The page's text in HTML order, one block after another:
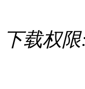
下载权限